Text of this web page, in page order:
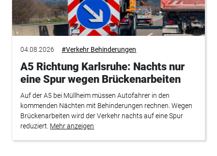
04.08.2026 #Verkehr Behinderungen
A5 Richtung Karlsruhe: Nachts nur
eine Spur wegen Brückenarbeiten
Auf der A5 bei Müllheim müssen Autofahrer in den
kommenden Nächten mit Behinderungen rechnen. Wegen
Brückenarbeiten wird der Verkehr nachts auf eine Spur
reduziert. Mehr anzeigen